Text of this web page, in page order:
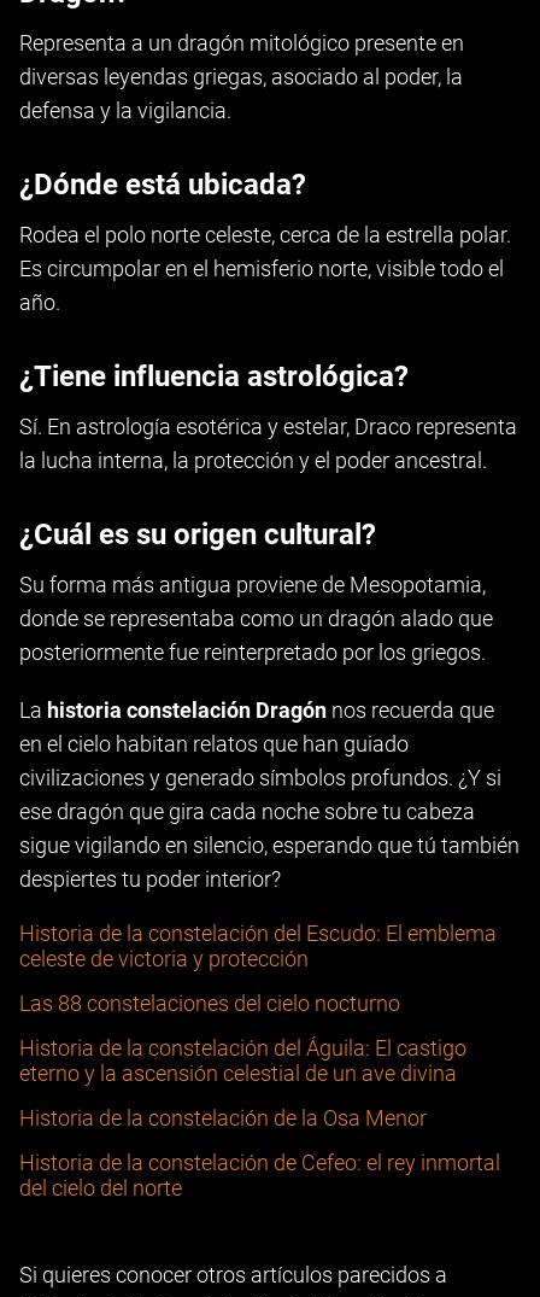
Representa a un dragón mitológico presente en
diversas leyendas griegas, asociado al poder, la
defensa y la vigilancia.
¿Dónde está ubicada?
Rodea el polo norte celeste, cerca de la estrella polar.
Es circumpolar en el hemisferio norte, visible todo el
año.
¿Tiene influencia astrológica?
Sí. En astrología esotérica y estelar, Draco representa
la lucha interna, la protección y el poder ancestral.
¿Cuál es su origen cultural?
Su forma más antigua proviene de Mesopotamia,
donde se representaba como un dragón alado que
posteriormente fue reinterpretado por los griegos.
La historia constelación Dragón nos recuerda que
en el cielo habitan relatos que han guiado
civilizaciones y generado símbolos profundos. ¿Y si
ese dragón que gira cada noche sobre tu cabeza
sigue vigilando en silencio, esperando que tú también
despiertes tu poder interior?
Historia de la constelación del Escudo: El emblema
celeste de victoria y protección
Las 88 constelaciones del cielo nocturno
Historia de la constelación del Águila: El castigo
eterno y la ascensión celestial de un ave divina
Historia de la constelación de la Osa Menor
Historia de la constelación de Cefeo: el rey inmortal
del cielo del norte
Si quieres conocer otros artículos parecidos a